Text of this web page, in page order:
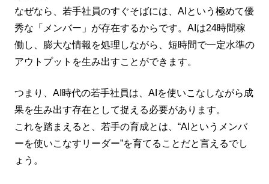
なぜなら、若手社員のすぐそばには、AIという極めて優
秀な「メンバー」が存在するからです。AIは24時間稼
働し、膨大な情報を処理しながら、短時間で一定水準の
アウトプットを生み出すことができます。
つまり、AI時代の若手社員は、AIを使いこなしながら成
果を生み出す存在として捉える必要があります。
これを踏まえると、若手の育成とは、“AIというメンバ
ーを使いこなすリーダー”を育てることだと言えるでし
ょう。